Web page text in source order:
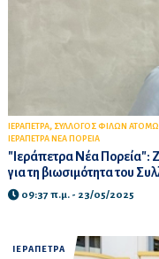
ΙΕΡΑΠΕΤΡΑ, ΣΥΛΛΟΓΟΣ ΦΙΛΩΝ
ΙΕΡΑΠΕΤΡΑ ΝΕΑ ΠΟΡΕΙΑ
"Ιεράπετρα Νέα Πορεία":
για τη βιωσιμότητα του
09:37 π.μ. - 23/05/2025
ΙΕΡΑΠΕΤΡΑ